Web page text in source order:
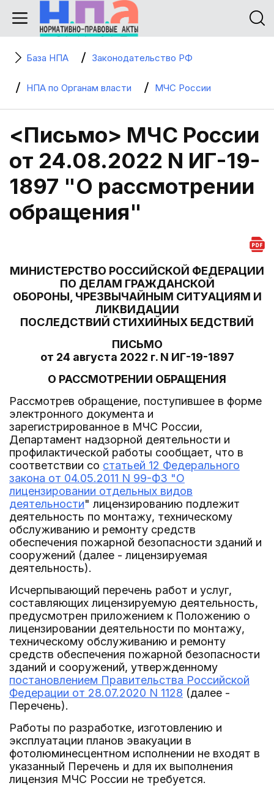
База НПА Законодательство РФ
НПА по Органам власти МЧС России
<Письмо> МЧС России
от 24.08.2022 N ИГ-19-
1897 "О рассмотрении
обращения"
МИНИСТЕРСТВО РОССИЙСКОЙ ФЕДЕРАЦИИ
ПО ДЕЛАМ ГРАЖДАНСКОЙ
ОБОРОНЫ, ЧРЕЗВЫЧАЙНЫМ СИТУАЦИЯМ И
ЛИКВИДАЦИИ
ПОСЛЕДСТВИЙ СТИХИЙНЫХ БЕДСТВИЙ
ПИСЬМО
от 24 августа 2022 г. N ИГ-19-1897
О РАССМОТРЕНИИ ОБРАЩЕНИЯ
Рассмотрев обращение, поступившее в форме
электронного документа и
зарегистрированное в МЧС России,
Департамент надзорной деятельности и
профилактической работы сообщает, что в
соответствии со статьей 12 Федерального
закона от 04.05.2011 N 99-ФЗ "О
лицензировании отдельных видов
деятельности" лицензированию подлежит
деятельность по монтажу, техническому
обслуживанию и ремонту средств
обеспечения пожарной безопасности зданий и
сооружений (далее - лицензируемая
деятельность).
Исчерпывающий перечень работ и услуг,
составляющих лицензируемую деятельность,
предусмотрен приложением к Положению о
лицензировании деятельности по монтажу,
техническому обслуживанию и ремонту
средств обеспечения пожарной безопасности
зданий и сооружений, утвержденному
постановлением Правительства Российской
Федерации от 28.07.2020 N 1128 (далее -
Перечень).
Работы по разработке, изготовлению и
эксплуатации планов эвакуации в
фотолюминесцентном исполнении не входят в
указанный Перечень и для их выполнения
лицензия МЧС России не требуется.